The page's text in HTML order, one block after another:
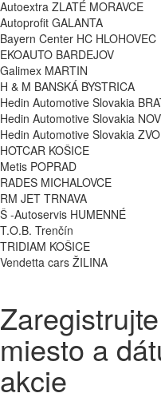
Autoextra ZLATÉ MORAVCE
Autoprofit GALANTA
Bayern Center HC HLOHOVEC
EKOAUTO BARDEJOV
Galimex MARTIN
H & M BANSKÁ BYSTRICA
Hedin Automotive Slovakia
Hedin Automotive Slovakia
Hedin Automotive Slovakia
HOTCAR KOŠICE
Metis POPRAD
RADES MICHALOVCE
RM JET TRNAVA
Š -Autoservis HUMENNÉ
T.O.B. Trenčín
TRIDIAM KOŠICE
Vendetta cars ŽILINA
miesto a
akcie